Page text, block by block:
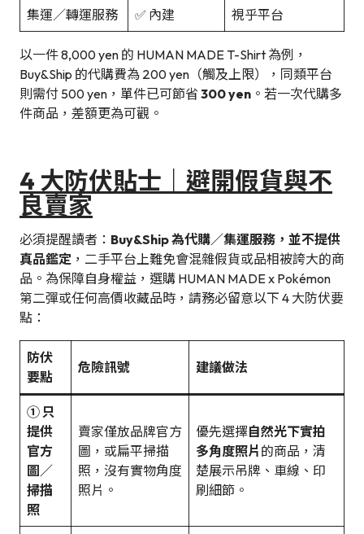
集運／轉運服務 ✅ 內建 視乎平台
以一件 8,000 yen 的 HUMAN MADE T-Shirt 為例，
Buy&Ship 的代購費為 200 yen（觸及上限），同類平台
則需付 500 yen，單件已可節省 300 yen 。若一次代購多
件商品，差額更為可觀。
4 大防伏貼士｜避開假貨與不
良賣家
必須提醒讀者： Buy&Ship 為代購／集運服務，並不提供
真品鑑定 ，二手平台上難免會混雜假貨或品相被誇大的商
品。為保障自身權益，選購 HUMAN MADE x Pokémon
第二彈或任何高價收藏品時，請務必留意以下 4 大防伏要
點：
防伏
要點
危險訊號 建議做法
① 只
提供
官方
圖／
掃描
照
賣家僅放品牌官方
圖，或扁平掃描
照，沒有實物角度
照片。
優先選擇自然光下實拍
多角度照片 的商品，清
楚展示吊牌、車線、印
刷細節。